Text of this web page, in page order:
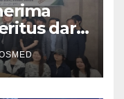
dari
Korsel